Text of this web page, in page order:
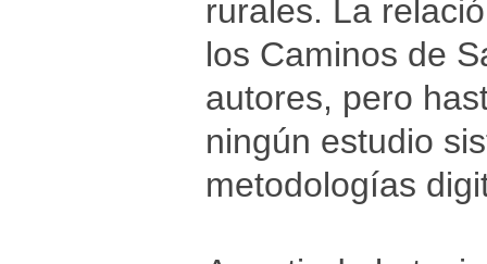
rurales. La
los Caminos de
autores, pero
ningún estudio
metodologías